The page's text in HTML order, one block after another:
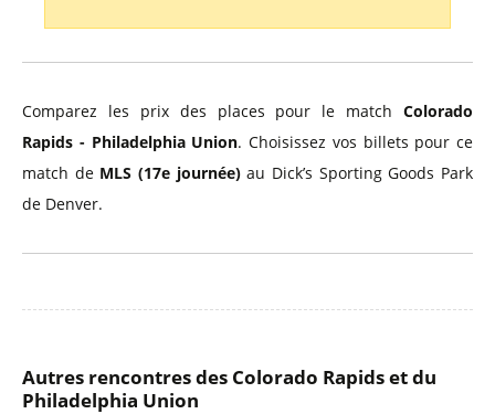
Comparez les prix des places pour le match Colorado
Rapids - Philadelphia Union. Choisissez vos billets pour ce
match de MLS (17e journée)au Dick’s Sporting Goods Park
de Denver.
Autres rencontres des Colorado Rapids et du
Philadelphia Union